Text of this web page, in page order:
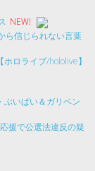
NEW!
ら信じられない言葉
ロライブ/hololive】
ぶいぱい＆ガリベン
援で公選法違反の疑